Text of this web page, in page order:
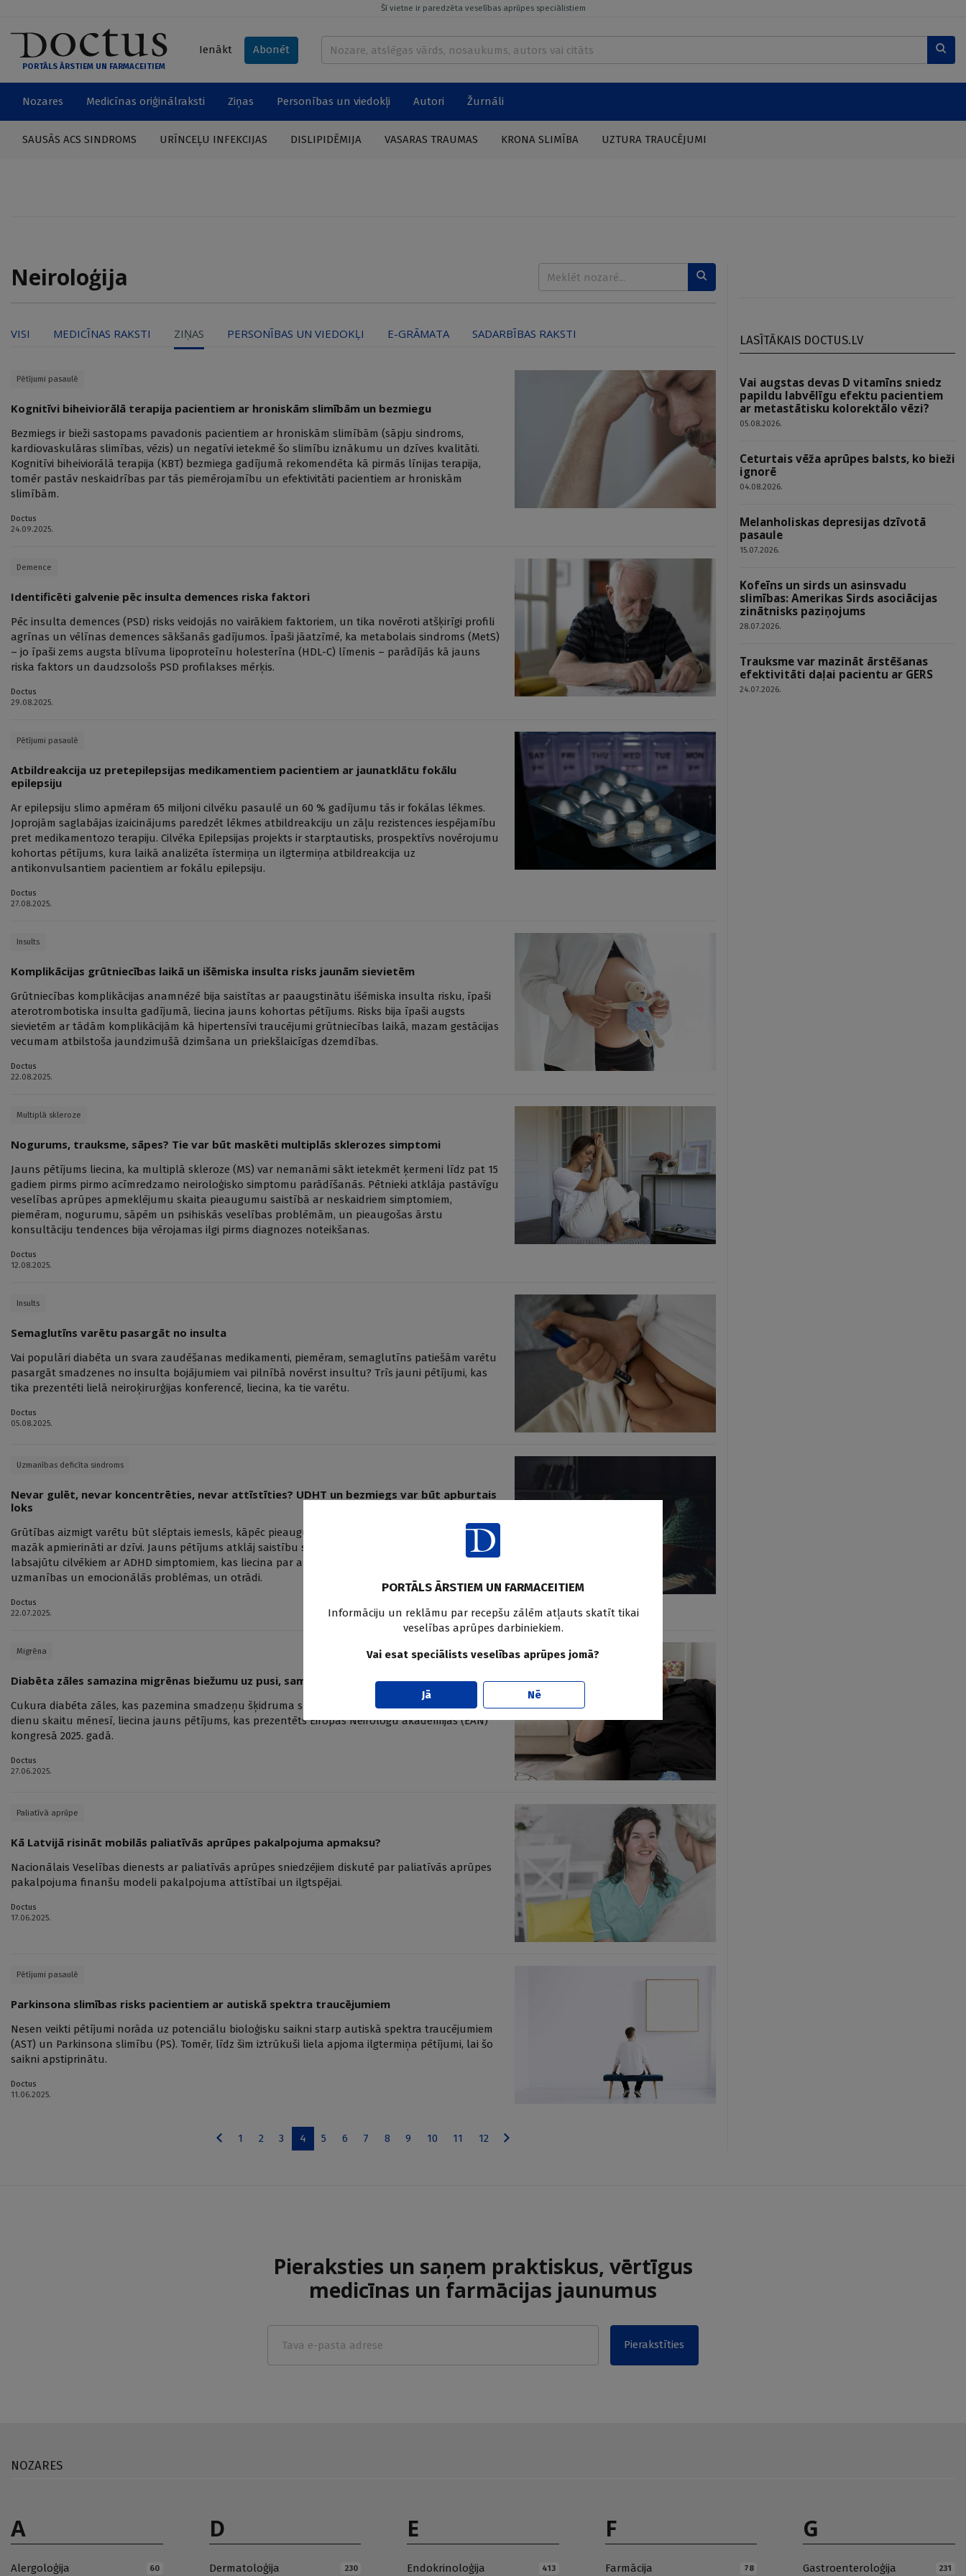
Šī vietne ir paredzēta veselības aprūpes speciālistiem
PORTĀLS ĀRSTIEM UN FARMACEITIEM
Ienākt Abonēt
Nozares Medicīnas oriģinālraksti Ziņas Personības un viedokļi Autori Žurnāli
SAUSĀS ACS SINDROMS URĪNCEĻU INFEKCIJAS DISLIPIDĒMIJA VASARAS TRAUMAS KRONA SLIMĪBA UZTURA TRAUCĒJUMI
Neiroloģija
VISI MEDICĪNAS RAKSTI ZIŅAS PERSONĪBAS UN VIEDOKĻI E-GRĀMATA SADARBĪBAS RAKSTI
Pētījumi pasaulē
Kognitīvi biheiviorālā terapija pacientiem ar hroniskām slimībām un bezmiegu
Bezmiegs ir bieži sastopams pavadonis pacientiem ar hroniskām slimībām (sāpju sindroms,
kardiovaskulāras slimības, vēzis) un negatīvi ietekmē šo slimību iznākumu un dzīves kvalitāti.
Kognitīvi biheiviorālā terapija (KBT) bezmiega gadījumā rekomendēta kā pirmās līnijas terapija,
tomēr pastāv neskaidrības par tās piemērojamību un efektivitāti pacientiem ar hroniskām
slimībām.
Doctus
24.09.2025.
Demence
Identificēti galvenie pēc insulta demences riska faktori
Pēc insulta demences (PSD) risks veidojās no vairākiem faktoriem, un tika novēroti atšķirīgi profili
agrīnas un vēlīnas demences sākšanās gadījumos. Īpaši jāatzīmē, ka metabolais sindroms (MetS)
– jo īpaši zems augsta blīvuma lipoproteīnu holesterīna (HDL-C) līmenis – parādījās kā jauns
riska faktors un daudzsološs PSD profilakses mērķis.
Doctus
29.08.2025.
Pētījumi pasaulē
Atbildreakcija uz pretepilepsijas medikamentiem pacientiem ar jaunatklātu fokālu
epilepsiju
Ar epilepsiju slimo apmēram 65 miljoni cilvēku pasaulē un 60 % gadījumu tās ir fokālas lēkmes.
Joprojām saglabājas izaicinājums paredzēt lēkmes atbildreakciju un zāļu rezistences iespējamību
pret medikamentozo terapiju. Cilvēka Epilepsijas projekts ir starptautisks, prospektīvs novērojumu
kohortas pētījums, kura laikā analizēta īstermiņa un ilgtermiņa atbildreakcija uz
antikonvulsantiem pacientiem ar fokālu epilepsiju.
Doctus
27.08.2025.
Insults
Komplikācijas grūtniecības laikā un išēmiska insulta risks jaunām sievietēm
Grūtniecības komplikācijas anamnēzē bija saistītas ar paaugstinātu išēmiska insulta risku, īpaši
aterotrombotiska insulta gadījumā, liecina jauns kohortas pētījums. Risks bija īpaši augsts
sievietēm ar tādām komplikācijām kā hipertensīvi traucējumi grūtniecības laikā, mazam gestācijas
vecumam atbilstoša jaundzimušā dzimšana un priekšlaicīgas dzemdības.
Doctus
22.08.2025.
Multiplā skleroze
Nogurums, trauksme, sāpes? Tie var būt maskēti multiplās sklerozes simptomi
Jauns pētījums liecina, ka multiplā skleroze (MS) var nemanāmi sākt ietekmēt ķermeni līdz pat 15
gadiem pirms pirmo acīmredzamo neiroloģisko simptomu parādīšanās. Pētnieki atklāja pastāvīgu
veselības aprūpes apmeklējumu skaita pieaugumu saistībā ar neskaidriem simptomiem,
piemēram, nogurumu, sāpēm un psihiskās veselības problēmām, un pieaugošas ārstu
konsultāciju tendences bija vērojamas ilgi pirms diagnozes noteikšanas.
Doctus
12.08.2025.
Insults
Semaglutīns varētu pasargāt no insulta
Vai populāri diabēta un svara zaudēšanas medikamenti, piemēram, semaglutīns patiešām varētu
pasargāt smadzenes no insulta bojājumiem vai pilnībā novērst insultu? Trīs jauni pētījumi, kas
tika prezentēti lielā neiroķirurģijas konferencē, liecina, ka tie varētu.
Doctus
05.08.2025.
Uzmanības deficīta sindroms
Nevar gulēt, nevar koncentrēties, nevar attīstīties? UDHT un bezmiegs var būt apburtais
loks
Grūtības aizmigt varētu būt slēptais iemesls, kāpēc pieaugušie ar UDHT pazīmēm bieži jūtas
mazāk apmierināti ar dzīvi. Jauns pētījums atklāj saistību starp bezmiegu un samazinātu
labsajūtu cilvēkiem ar ADHD simptomiem, kas liecina par apburto loku, kur slikts miegs pasliktina
uzmanības un emocionālās problēmas, un otrādi.
Doctus
22.07.2025.
Migrēna
Diabēta zāles samazina migrēnas biežumu uz pusi, samazinot spiedienu smadzenēs
Cukura diabēta zāles, kas pazemina smadzeņu šķidruma spiedienu, uz pusi samazina migrēnas
dienu skaitu mēnesī, liecina jauns pētījums, kas prezentēts Eiropas Neirologu akadēmijas (EAN)
kongresā 2025. gadā.
Doctus
27.06.2025.
Paliatīvā aprūpe
Kā Latvijā risināt mobilās paliatīvās aprūpes pakalpojuma apmaksu?
Nacionālais Veselības dienests ar paliatīvās aprūpes sniedzējiem diskutē par paliatīvās aprūpes
pakalpojuma finanšu modeli pakalpojuma attīstībai un ilgtspējai.
Doctus
17.06.2025.
Pētījumi pasaulē
Parkinsona slimības risks pacientiem ar autiskā spektra traucējumiem
Nesen veikti pētījumi norāda uz potenciālu bioloģisku saikni starp autiskā spektra traucējumiem
(AST) un Parkinsona slimību (PS). Tomēr, līdz šim iztrūkuši liela apjoma ilgtermiņa pētījumi, lai šo
saikni apstiprinātu.
Doctus
11.06.2025.
1 2 3 4 5 6 7 8 9 10 11 12
LASĪTĀKAIS DOCTUS.LV
Vai augstas devas D vitamīns sniedz
papildu labvēlīgu efektu pacientiem
ar metastātisku kolorektālo vēzi?
05.08.2026.
Ceturtais vēža aprūpes balsts, ko bieži
ignorē
04.08.2026.
Melanholiskas depresijas dzīvotā
pasaule
15.07.2026.
Kofeīns un sirds un asinsvadu
slimības: Amerikas Sirds asociācijas
zinātnisks paziņojums
28.07.2026.
Trauksme var mazināt ārstēšanas
efektivitāti daļai pacientu ar GERS
24.07.2026.
Pieraksties un saņem praktiskus, vērtīgus
medicīnas un farmācijas jaunumus
Pierakstīties
NOZARES
A
Alergoloģija 60
D
Dermatoloģija 230
E
Endokrinoloģija 413
F
Farmācija 78
G
Gastroenteroloģija 231
PORTĀLS ĀRSTIEM UN FARMACEITIEM
Informāciju un reklāmu par recepšu zālēm atļauts skatīt tikai
veselības aprūpes darbiniekiem.
Vai esat speciālists veselības aprūpes jomā?
Jā Nē